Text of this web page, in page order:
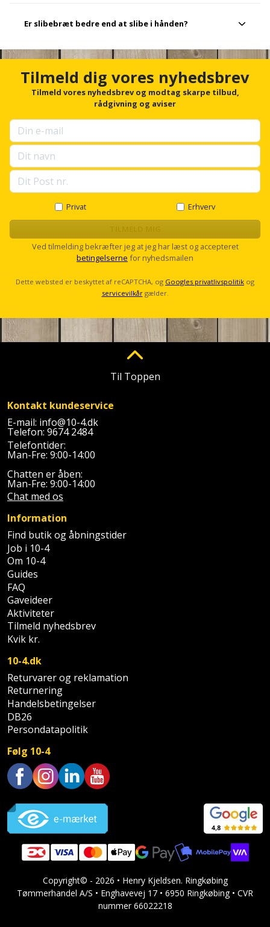
Stillads
Tænger
Tagpapbrænder
Tommestok
Tømrervinkel
Værktøjskasse
opbevaring
Overfræsertilbehør
Polermaskine
Rillefræser
Rotationslaser
Rundsav
Rundsavsklinge
Rystepudsertilbehør
Slagboremaskine
Slagnøgletilbehør
Slibemaskine
Sømpistol
Sømpistoltilbehør
Spånsuger
Stiftepistol
Stiksav
Stiksavsklinge
Støvblæser
Støvsugertilbehør
Svejseværk
og
svejsemaskine
Tagpladeværktøj
Trekantsliber
Trekantslibertilbehør
Vægscanner
Varmekanon
Varmepistol
Vinkelsliber
hjemmet
Skadedyrsbekæmpelse
Skraldespandsskjuler
Støttemur
Støvsuger
Strygejern
Terrassevarmer
Tømidler
Tørrestativ
Udebruser
Varmepumpeskjuler
Velux
gardin
Et slibenet minimerer tilstopning og giver en bedre
støvafledning, mens slibepapir er godt til præcisionsslibning
Er slibebræt bedre end at slibe i hånden?
Tilmeld dig vores nyhedsbrev
Tilmeld vores nyhedsbrev og modtag skarpe tilbud,
rådgivning og aviser
Privat Erhverv
Ved tilmelding bekræfter jeg at jeg har læst og accepteret
betingelserne for nyhedsmailen
Dette websted er beskyttet af reCAPTCHA, og Googles privatlivspolitik og
servicevilkårgælder.
Til Toppen
Kontakt kundeservice
E-mail: info@10-4.dk
Telefon: 9674 2484
Telefontider:
Man-Fre: 9:00-14:00
Chatten er åben:
Man-Fre: 9:00-14:00
Chat med os
Information
Find butik og åbningstider
Job i 10-4
Om 10-4
Guides
FAQ
Gaveideer
Aktiviteter
Tilmeld nyhedsbrev
Kvik kr.
10-4.dk
Returvarer og reklamation
Returnering
Handelsbetingelser
DB26
Persondatapolitik
Følg 10-4
Copyright© - 2026 • Henry Kjeldsen. Ringkøbing
Tømmerhandel A/S • Enghavevej 17 • 6950 Ringkøbing • CVR
nummer 66022218